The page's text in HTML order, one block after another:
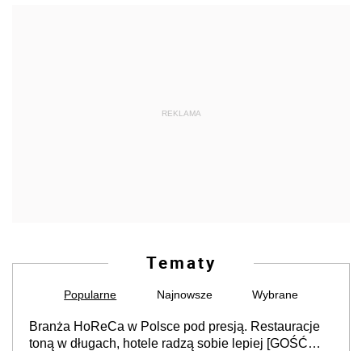
REKLAMA
Tematy
Popularne Najnowsze Wybrane
Branża HoReCa w Polsce pod presją. Restauracje
toną w długach, hotele radzą sobie lepiej [GOŚĆ